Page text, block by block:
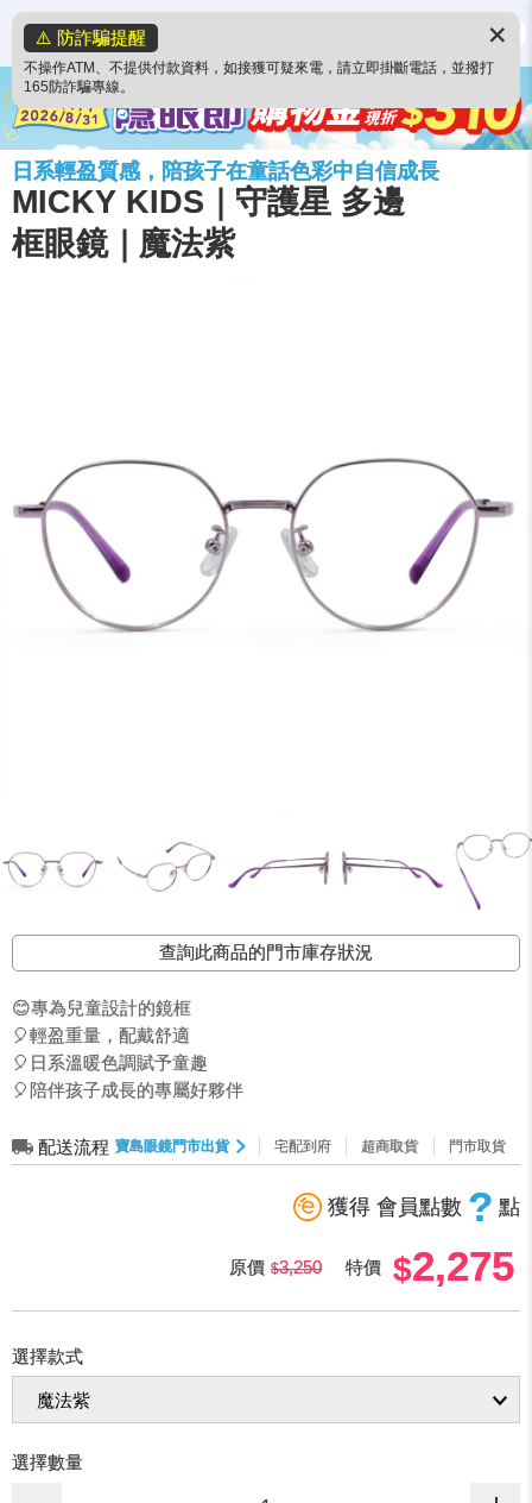
⚠️ 防詐騙提醒
不操作ATM、不提供付款資料，如接獲可疑來電，請立即掛斷電話，並撥打
165防詐騙專線。
✕
日系輕盈質感，陪孩子在童話色彩中自信成長
MICKY KIDS｜守護星 多邊
框眼鏡｜魔法紫
查詢此商品的門市庫存狀況
😊專為兒童設計的鏡框
🎈輕盈重量，配戴舒適
🎈日系溫暖色調賦予童趣
🎈陪伴孩子成長的專屬好夥伴
配送流程 寶島眼鏡門市出貨 宅配到府 超商取貨 門市取貨
獲得 會員點數 ? 點
原價 3,250 特價 2,275
選擇款式
選擇數量